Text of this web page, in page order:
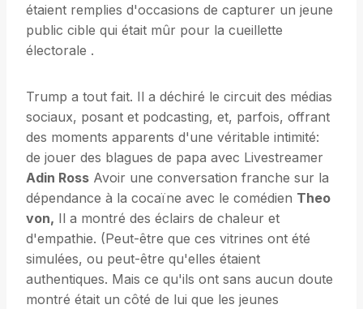
étaient remplies d'occasions de capturer un jeune
public cible qui était mûr pour la cueillette
électorale .
Trump a tout fait. Il a déchiré le circuit des médias
sociaux, posant et podcasting, et, parfois, offrant
des moments apparents d'une véritable intimité:
de jouer des blagues de papa avec Livestreamer
Adin Ross Avoir une conversation franche sur la
dépendance à la cocaïne avec le comédien Theo
von, Il a montré des éclairs de chaleur et
d'empathie. (Peut-être que ces vitrines ont été
simulées, ou peut-être qu'elles étaient
authentiques. Mais ce qu'ils ont sans aucun doute
montré était un côté de lui que les jeunes